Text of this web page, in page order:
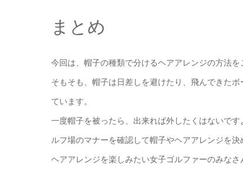
まとめ
今回は、帽子の種類で分けるヘアアレンジの方法を
そもそも、帽子は日差しを避けたり、飛んできた
ています。
一度帽子を被ったら、出来れば外したくはないで
ルフ場のマナーを確認して帽子やヘアアレンジを決
ヘアアレンジを楽しみたい女子ゴルファーのみな